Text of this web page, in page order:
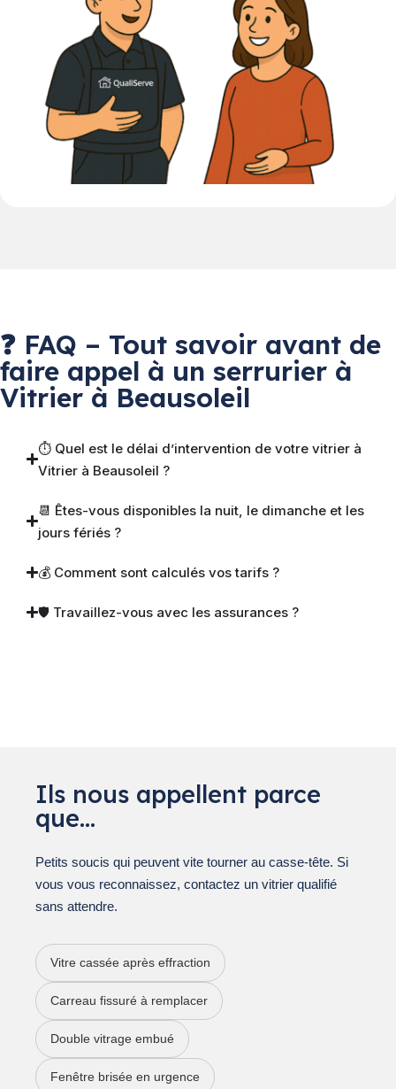
❓ FAQ – Tout savoir avant de
faire appel à un serrurier à
Vitrier à Beausoleil
⏱ Quel est le délai d’intervention de votre vitrier à
Vitrier à Beausoleil ?
📆 Êtes-vous disponibles la nuit, le dimanche et les
jours fériés ?
💰 Comment sont calculés vos tarifs ?
🛡 Travaillez-vous avec les assurances ?
Ils nous appellent parce
que…
Petits soucis qui peuvent vite tourner au casse-tête. Si
vous vous reconnaissez, contactez un vitrier qualifié
sans attendre.
Vitre cassée après effraction
Carreau fissuré à remplacer
Double vitrage embué
Fenêtre brisée en urgence